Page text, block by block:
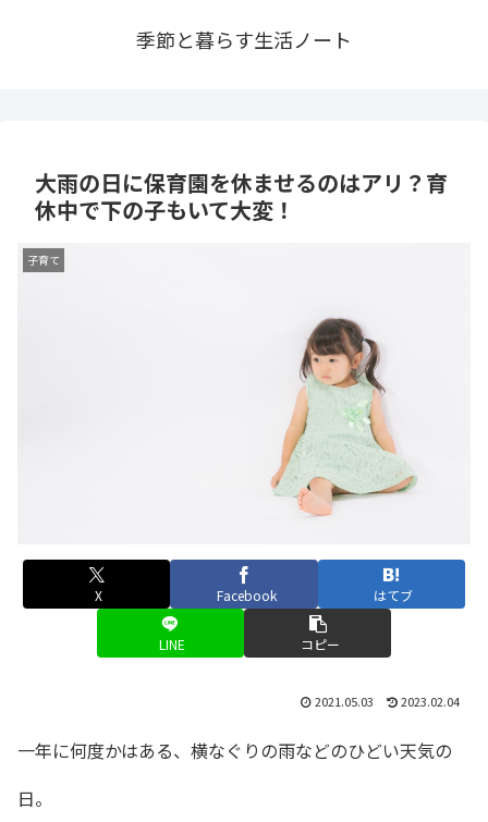
季節と暮らす生活ノート
大雨の日に保育園を休ませるのはアリ？育
休中で下の子もいて大変！
子育て
X Facebook はてブ
LINE コピー
2021.05.03 2023.02.04
一年に何度かはある、横なぐりの雨などのひどい天気の
日。